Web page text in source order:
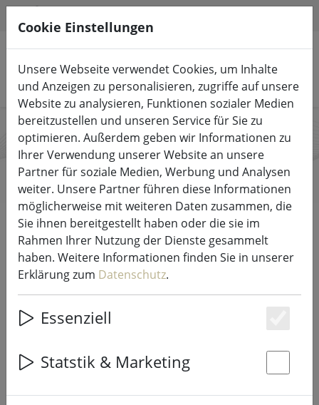
Produkte suchen
Candela Lights
Start Marken Candela Lights
Alle Produkte von Candela Lights
Cookie Einstellungen
Unsere Webseite verwendet Cookies, um Inhalte
und Anzeigen zu personalisieren, zugriffe auf unsere
Website zu analysieren, Funktionen sozialer Medien
bereitzustellen und unseren Service für Sie zu
optimieren. Außerdem geben wir Informationen zu
Ihrer Verwendung unserer Website an unsere
Partner für soziale Medien, Werbung und Analysen
weiter. Unsere Partner führen diese Informationen
möglicherweise mit weiteren Daten zusammen, die
Sie ihnen bereitgestellt haben oder die sie im
Rahmen Ihrer Nutzung der Dienste gesammelt
haben. Weitere Informationen finden Sie in unserer
Erklärung zum Datenschutz.
Essenziell
Statstik & Marketing